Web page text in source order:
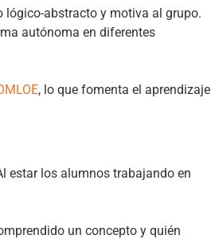
lógico-abstracto y motiva al grupo.
autónoma en diferentes
, lo que fomenta el aprendizaje
estar los alumnos trabajando en
un concepto y quién